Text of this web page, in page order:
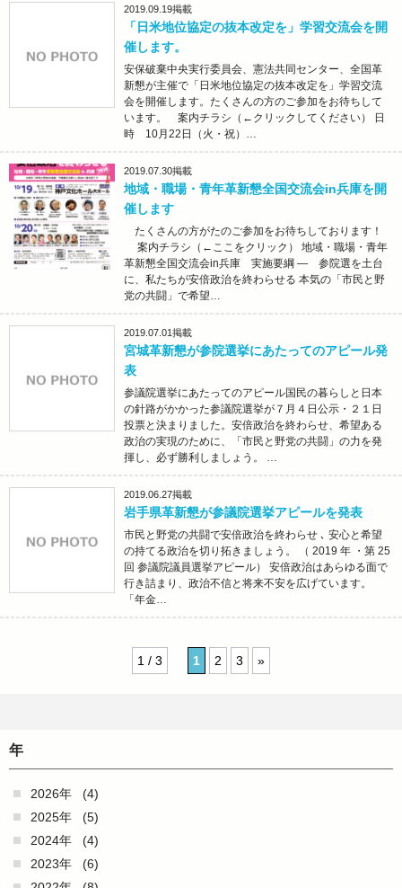
2019.09.19掲載
「日米地位協定の抜本改定を」学習交流会を開
催します。
安保破棄中央実行委員会、憲法共同センター、全国革
新懇が主催で「日米地位協定の抜本改定を」学習交流
会を開催します。たくさんの方のご参加をお待ちして
います。 案内チラシ（←クリックしてください） 日
時 10月22日（火・祝）…
2019.07.30掲載
地域・職場・青年革新懇全国交流会in兵庫を開
催します
たくさんの方がたのご参加をお待ちしております！
案内チラシ（←ここをクリック） 地域・職場・青年
革新懇全国交流会in兵庫 実施要綱 ― 参院選を土台
に、私たちが安倍政治を終わらせる 本気の「市民と野
党の共闘」で希望…
2019.07.01掲載
宮城革新懇が参院選挙にあたってのアピール発
表
参議院選挙にあたってのアピール国民の暮らしと日本
の針路がかかった参議院選挙が７月４日公示・２１日
投票と決まりました。安倍政治を終わらせ、希望ある
政治の実現のために、「市民と野党の共闘」の力を発
揮し、必ず勝利しましょう。 …
2019.06.27掲載
岩手県革新懇が参議院選挙アピールを発表
市民と野党の共闘で安倍政治を終わらせ ､ 安心と希望
の持てる政治を切り拓きましょう。 （ 2019 年 ・第 25
回 参議院議員選挙アピール） 安倍政治はあらゆる面で
行き詰まり、政治不信と将来不安を広げています。
「年金…
1 / 3 1 2 3 »
年
2026年
(4)
2025年
(5)
2024年
(4)
2023年
(6)